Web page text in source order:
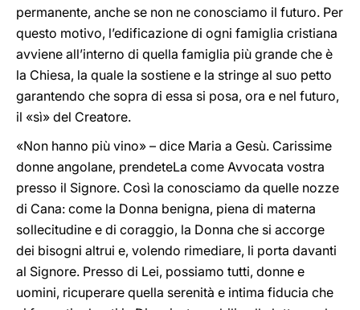
permanente, anche se non ne conosciamo il futuro. Per
questo motivo, l’edificazione di ogni famiglia cristiana
avviene all’interno di quella famiglia più grande che è
la Chiesa, la quale la sostiene e la stringe al suo petto
garantendo che sopra di essa si posa, ora e nel futuro,
il «sì» del Creatore.
«Non hanno più vino» – dice Maria a Gesù. Carissime
donne angolane, prendeteLa come Avvocata vostra
presso il Signore. Così la conosciamo da quelle nozze
di Cana: come la Donna benigna, piena di materna
sollecitudine e di coraggio, la Donna che si accorge
dei bisogni altrui e, volendo rimediare, li porta davanti
al Signore. Presso di Lei, possiamo tutti, donne e
uomini, ricuperare quella serenità e intima fiducia che